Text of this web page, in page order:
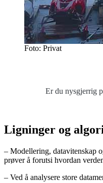
Foto: Privat
Er du nysgjerrig
Ligninger og
– Modellering, datavitenskap
prøver å forutsi hvordan
– Ved å analysere store